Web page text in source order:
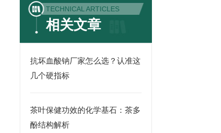
TECHNICAL ARTICLES
相关文章
抗坏血酸钠厂家怎么选？认准这
几个硬指标
茶叶保健功效的化学基石：茶多
酚结构解析